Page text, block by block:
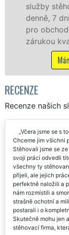
tak
a se
RECENZE
Recenze našich
Včera jsme se s
Chceme jim všichni
Stěhovali jsme se
svoji práci odvedli
všechny ty
přijeli, ale jejich
perfektně naložili a
nám rozmístili a
strašně ochotní a
postarali i o
Skutečně mohu jen